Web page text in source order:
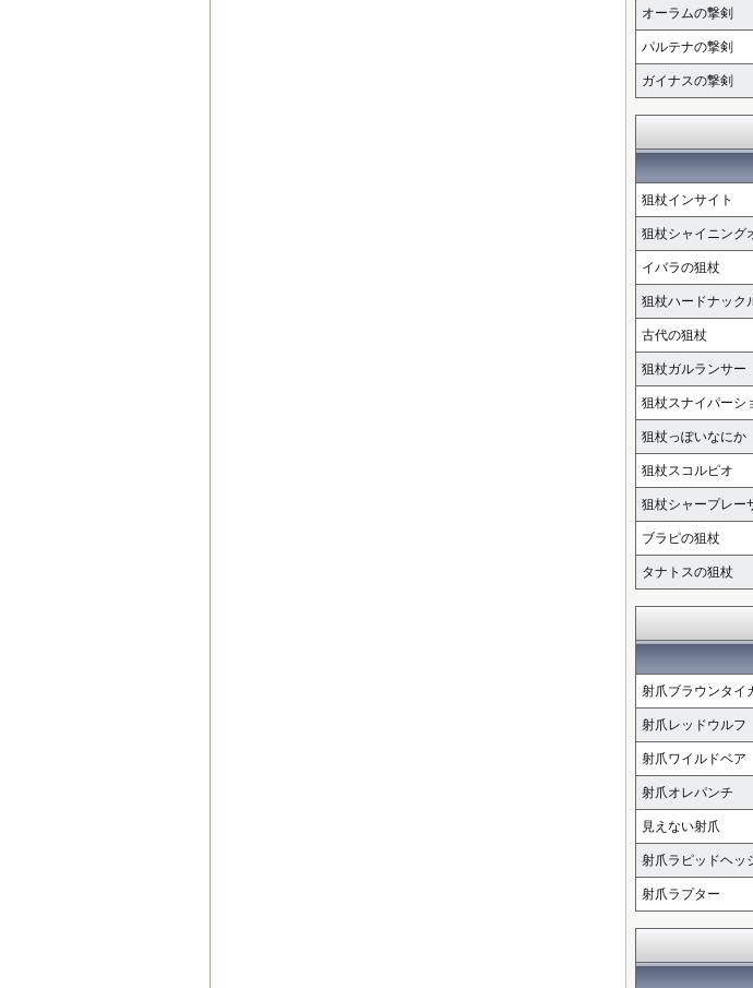
オーラムの撃剣
パルテナの撃剣
ガイナスの撃剣
狙杖インサイト
狙杖シャイニング
イバラの狙杖
狙杖ハードナック
古代の狙杖
狙杖ガルランサー
狙杖スナイパーシ
狙杖っぽいなにか
狙杖スコルピオ
狙杖シャープレー
ブラピの狙杖
タナトスの狙杖
射爪ブラウンタイ
射爪レッドウルフ
射爪ワイルドベア
射爪オレパンチ
見えない射爪
射爪ラピッドヘッ
射爪ラプター